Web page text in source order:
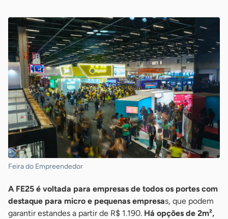
Feira do Empreendedor
A FE25 é voltada para empresas de todos os portes com
destaque para micro e pequenas empresas, que podem
garantir estandes a partir de R$ 1.190. Há opções de 2m²,